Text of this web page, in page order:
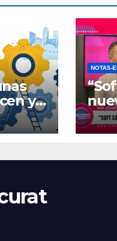
y
día
NOTAS-